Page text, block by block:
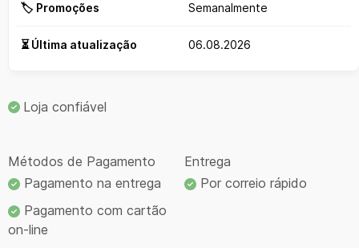
🏷️ Promoções Semanalmente
⏳ Última atualização 06.08.2026
Loja confiável
Métodos de Pagamento
Pagamento na entrega
Pagamento com cartão
on-line
Entrega
Por correio rápido